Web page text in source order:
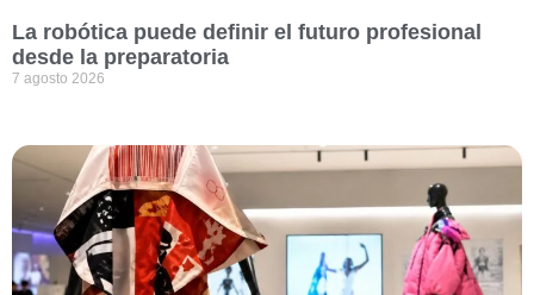
La robótica puede definir el futuro profesional
desde la preparatoria
7 agosto 2026